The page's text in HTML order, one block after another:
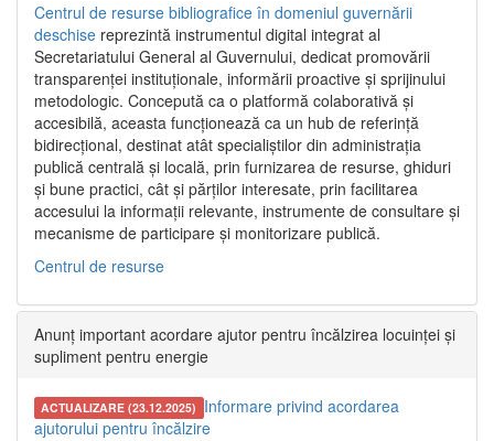
Centrul de resurse bibliografice în domeniul guvernării
deschise reprezintă instrumentul digital integrat al
Secretariatului General al Guvernului, dedicat promovării
transparenței instituționale, informării proactive și sprijinului
metodologic. Concepută ca o platformă colaborativă și
accesibilă, aceasta funcționează ca un hub de referință
bidirecțional, destinat atât specialiștilor din administrația
publică centrală și locală, prin furnizarea de resurse, ghiduri
și bune practici, cât și părților interesate, prin facilitarea
accesului la informații relevante, instrumente de consultare și
mecanisme de participare și monitorizare publică.
Centrul de resurse
Anunț important acordare ajutor pentru încălzirea locuinței și
supliment pentru energie
ACTUALIZARE (23.12.2025) Informare privind acordarea
ajutorului pentru încălzire